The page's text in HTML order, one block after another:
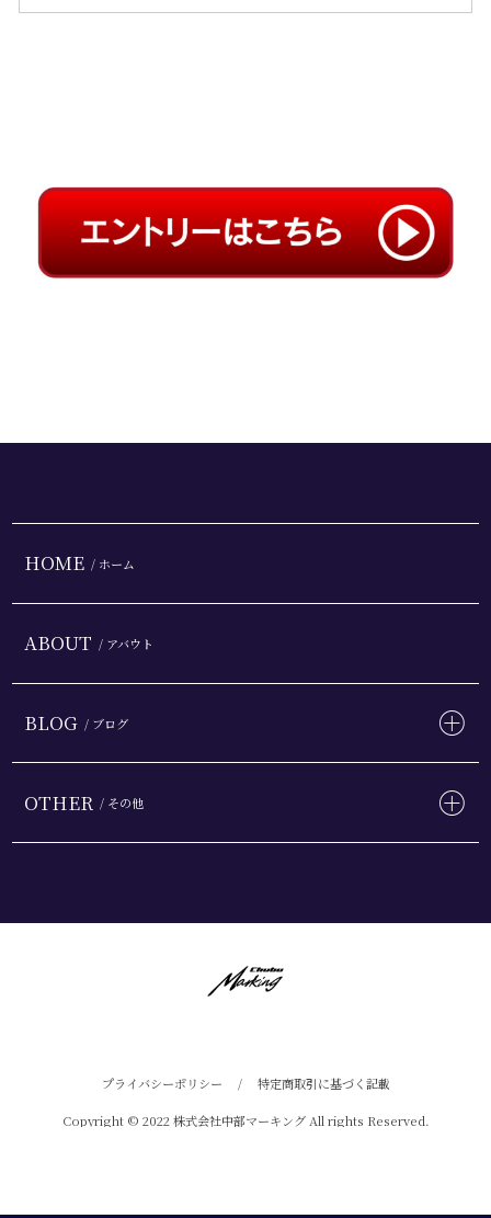
HOME / ホーム
ABOUT / アバウト
BLOG / ブログ
OTHER / その他
プライバシーポリシー / 特定商取引に基づく記載
Copyright © 2022 株式会社中部マーキング All rights Reserved.